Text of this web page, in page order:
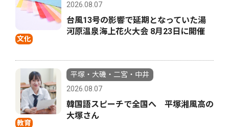
文化
2026.08.07
台風13号の影響で延期となっていた湯
河原温泉海上花火大会 8月23日に開催
教育
平塚・大磯・二宮・中井
2026.08.07
韓国語スピーチで全国へ 平塚湘風高の
大塚さん